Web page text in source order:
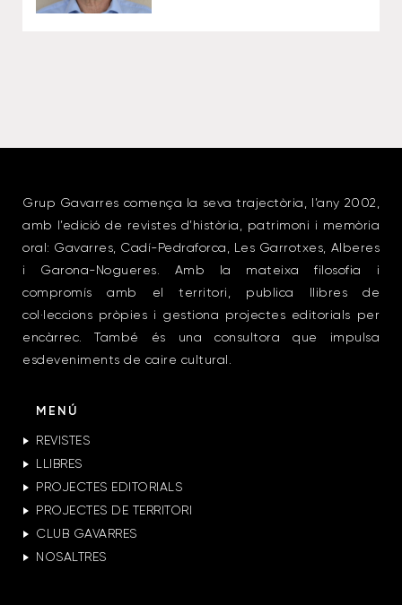
Grup Gavarres comença la seva trajectòria, l’any 2002,
amb l’edició de revistes d’història, patrimoni i memòria
oral: Gavarres, Cadí-Pedraforca, Les Garrotxes, Alberes
i Garona-Nogueres. Amb la mateixa filosofia i
compromís amb el territori, publica llibres de
col·leccions pròpies i gestiona projectes editorials per
encàrrec. També és una consultora que impulsa
esdeveniments de caire cultural.
MENÚ
REVISTES
LLIBRES
PROJECTES EDITORIALS
PROJECTES DE TERRITORI
CLUB GAVARRES
NOSALTRES